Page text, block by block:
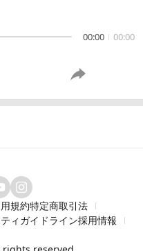
00:00 00:00
規約特定商取引法
ィガイドライン採用情報